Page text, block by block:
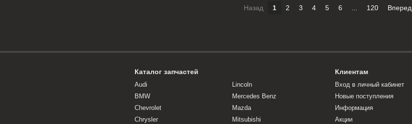
Назад 1 2 3 4 5 6 ... 120 Вперед
Каталог запчастей
Audi
BMW
Chevrolet
Chrysler
Lincoln
Mercedes Benz
Mazda
Mitsubishi
Клиентам
Вход в личный кабинет
Новые поступления
Информация
Акции